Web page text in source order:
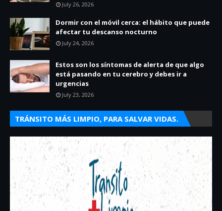
July 26, 2026
Dormir con el móvil cerca: el hábito que puede
afectar tu descanso nocturno
July 24, 2026
Estos son los síntomas de alerta de que algo
está pasando en tu cerebro y debes ir a
urgencias
July 23, 2026
TRÁNSITO MÁS LIMPIO, PARA SALVAR VIDAS.